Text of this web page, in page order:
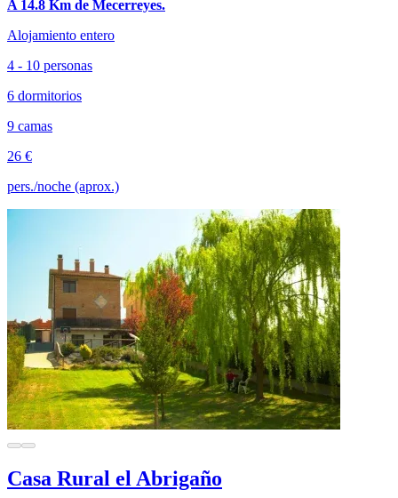
A 14.8 Km de Mecerreyes.
Alojamiento entero
4 - 10 personas
6 dormitorios
9 camas
26 €
pers./noche (aprox.)
Casa Rural el Abrigaño